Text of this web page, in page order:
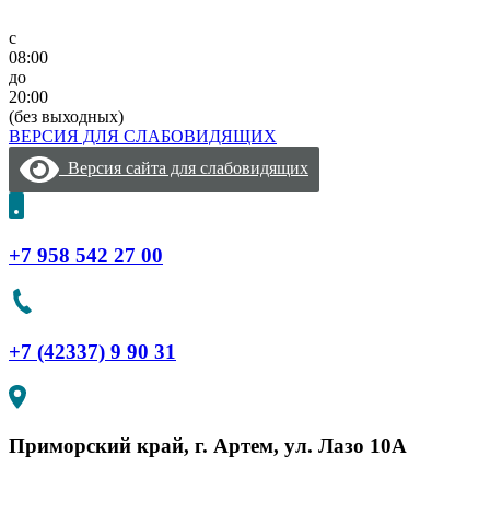
к
содержимому
c
08:00
до
20:00
(без выходных)
ВЕРСИЯ ДЛЯ СЛАБОВИДЯЩИХ
Версия сайта для слабовидящих
+7 958 542 27 00
+7 (42337) 9 90 31
Приморский край, г. Артем, ул. Лазо 10А